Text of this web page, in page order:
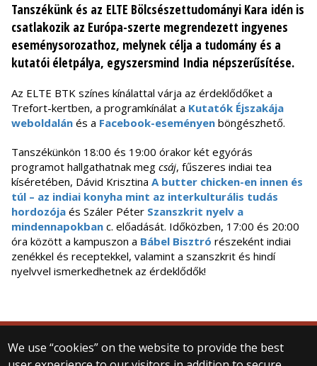
Tanszékünk és az ELTE Bölcsészettudományi Kara idén is
csatlakozik az Európa-szerte megrendezett ingyenes
eseménysorozathoz, melynek célja a tudomány és a
kutatói életpálya, egyszer­smind India népszerűsítése.
Az ELTE BTK színes kínálattal várja az érdeklődőket a
Trefort-kertben, a programkínálat a Kutatók Éjszakája
weboldalán és a Facebook-eseményen böngészhető.
Tanszékünkön 18:00 és 19:00 órakor két egyórás
programot hallgathatnak meg csáj, fűszeres indiai tea
kíséretében, Dávid Krisztina A butter chicken-en innen és
túl – az indiai konyha mint az interkulturális tudás
hordozója és Száler Péter Szanszkrit nyelv a
mindennapokban c. előadását. Időközben, 17:00 és 20:00
óra között a kampuszon a Bábel Bisztró részeként indiai
zenékkel és receptekkel, valamint a szanszkrit és hindí
nyelvvel ismerkedhetnek az érdeklődők!
We use “cookies” on the website to provide the best
© 2025 Eötvös Loránd University